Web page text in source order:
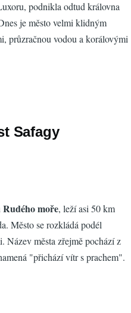
podnikla odtud královna
je město velmi klidným
průzračnou vodou a korálovými
Safagy
Rudého moře, leží asi 50 km
Město se rozkládá podél
Název města zřejmě pochází z
"přichází vítr s prachem".